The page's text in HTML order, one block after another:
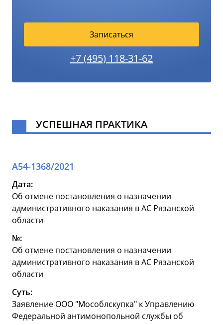
Записаться
+7 (495) 118-31-62
УСПЕШНАЯ ПРАКТИКА
А54-1368/2021
Дата:
Об отмене постановления о назначении
административного наказания в АС Рязанской
области
№:
Об отмене постановления о назначении
административного наказания в АС Рязанской
области
Суть:
Заявление ООО "Мособлскупка" к Управлению
Федеральной антимонопольной службы об